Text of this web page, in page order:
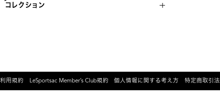
コレクション
利用規約 LeSportsac Member’s Club規約 個人情報に関する考え方 特定商取引